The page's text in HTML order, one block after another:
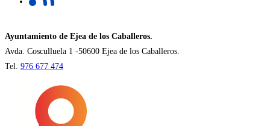
en
nueva
pestaña
Ayuntamiento de Ejea de los Caballeros.
Avda. Cosculluela 1 -50600 Ejea de los Caballeros.
Tel. 976 677 474